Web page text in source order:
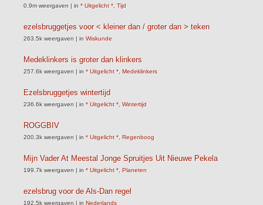
0.9m weergaven | in * Uitgelicht * Tijd
ezelsbruggetjes voor < kleiner dan / groter dan > teken
263.5k weergaven | in Wiskunde
Medeklinkers is groter dan klinkers
257.6k weergaven | in * Uitgelicht * Medeklinkers
Ezelsbruggetjes wintertijd
236.6k weergaven | in * Uitgelicht * Wintertijd
ROGGBIV
200.3k weergaven | in * Uitgelicht * Regenboog
Mijn Vader At Meestal Jonge Spruitjes Uit Nieuwe Pekela
199.7k weergaven | in * Uitgelicht * Planeten
ezelsbrug voor de Als-Dan regel
192.5k weergaven | in Nederlands